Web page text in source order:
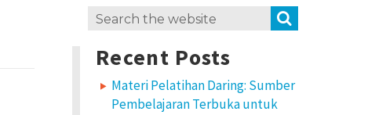
Search
Recent Posts
Materi Pelatihan Daring: Sumber
Pembelajaran Terbuka untuk